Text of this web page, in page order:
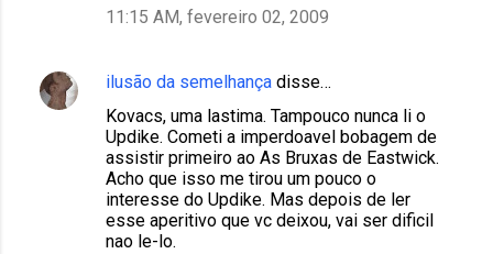
11:15 AM, fevereiro 02, 2009
ilusão da semelhança disse…
Kovacs, uma lastima. Tampouco nunca li o
Updike. Cometi a imperdoavel bobagem de
assistir primeiro ao As Bruxas de Eastwick.
Acho que isso me tirou um pouco o
interesse do Updike. Mas depois de ler
esse aperitivo que vc deixou, vai ser dificil
nao le-lo.